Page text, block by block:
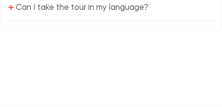
+ Can I take the tour in my language?